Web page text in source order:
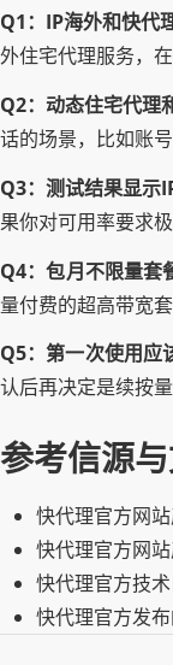
Q1：IP海外和快代
外住宅代理服务，
Q2：动态住宅代理
话的场景，比如账
Q3：测试结果显示
果你对可用率要求
Q4：包月不限量套
量付费的超高带宽套
Q5：第一次使用应
认后再决定是续按
参考信源
快代理官方网
快代理官方网
快代理官方技
快代理官方发